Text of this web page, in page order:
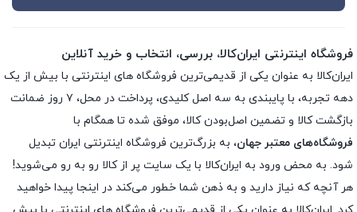
فروشگاه اینترنتی ایران‌کالا، بررسی، انتخاب و خرید آنلاین
ایران‌کالا به عنوان یکی از قدیمی‌ترین فروشگاه های اینترنتی با بیش از یک
دهه تجربه، با پایبندی به سه اصل کلیدی، پرداخت در محل، ۷ روز ضمانت
بازگشت کالا و تضمین اصل‌بودن کالا، موفق شده تا همگام با
فروشگاه‌های معتبر جهان، به بزرگ‌ترین فروشگاه اینترنتی ایران تبدیل
شود. به محض ورود به ایران‌کالا با یک سایت پر از کالا رو به رو می‌شوید!
هر آنچه که نیاز دارید و به ذهن شما خطور می‌کند در اینجا پیدا خواهید